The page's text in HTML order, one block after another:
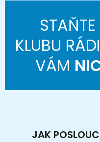
KLUBU
VÁM
JAK